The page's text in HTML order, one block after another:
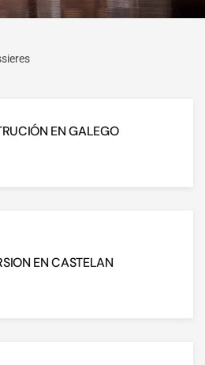
EN GALEGO
EN CASTELAN